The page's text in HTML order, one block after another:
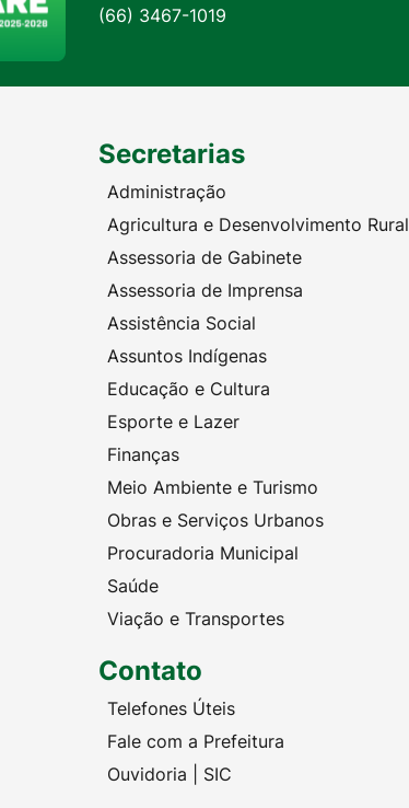
(66) 3467-1019
Secretarias
Administração
Agricultura e Desenvolvimento Rural
Assessoria de Gabinete
Assessoria de Imprensa
Assistência Social
Assuntos Indígenas
Educação e Cultura
Esporte e Lazer
Finanças
Meio Ambiente e Turismo
Obras e Serviços Urbanos
Procuradoria Municipal
Saúde
Viação e Transportes
Contato
Telefones Úteis
Fale com a Prefeitura
Ouvidoria | SIC